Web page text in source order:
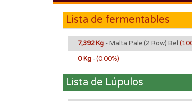
Lista de fermentables
7,392 Kg - Malta Pale (2 Row) Bel
0 Kg -(0.00%)
Lista de Lúpulos